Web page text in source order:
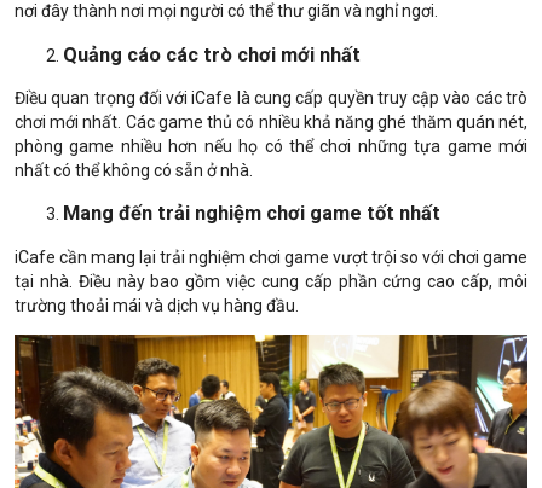
nơi đây thành nơi mọi người có thể thư giãn và nghỉ ngơi.
Quảng cáo các trò chơi mới nhất
Điều quan trọng đối với iCafe là cung cấp quyền truy cập vào các trò
chơi mới nhất. Các game thủ có nhiều khả năng ghé thăm quán nét,
phòng game nhiều hơn nếu họ có thể chơi những tựa game mới
nhất có thể không có sẵn ở nhà.
Mang đến trải nghiệm chơi game tốt nhất
iCafe cần mang lại trải nghiệm chơi game vượt trội so với chơi game
tại nhà. Điều này bao gồm việc cung cấp phần cứng cao cấp, môi
trường thoải mái và dịch vụ hàng đầu.